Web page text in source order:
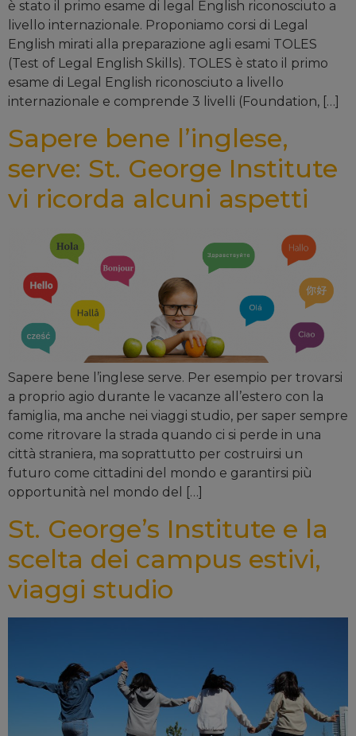
è stato il primo esame di legal English riconosciuto a
livello internazionale. Proponiamo corsi di Legal
English mirati alla preparazione agli esami TOLES
(Test of Legal English Skills). TOLES è stato il primo
esame di Legal English riconosciuto a livello
internazionale e comprende 3 livelli (Foundation, […]
Sapere bene l’inglese,
serve: St. George Institute
vi ricorda alcuni aspetti
Sapere bene l’inglese serve. Per esempio per trovarsi
a proprio agio durante le vacanze all’estero con la
famiglia, ma anche nei viaggi studio, per saper sempre
come ritrovare la strada quando ci si perde in una
città straniera, ma soprattutto per costruirsi un
futuro come cittadini del mondo e garantirsi più
opportunità nel mondo del […]
St. George’s Institute e la
scelta dei campus estivi,
viaggi studio